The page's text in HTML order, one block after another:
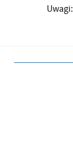
Uwagi: